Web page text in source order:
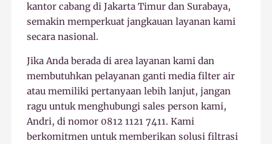
kantor cabang di Jakarta Timur dan Surabaya,
semakin memperkuat jangkauan layanan kami
secara nasional.
Jika Anda berada di area layanan kami dan
membutuhkan pelayanan ganti media filter air
atau memiliki pertanyaan lebih lanjut, jangan
ragu untuk menghubungi sales person kami,
Andri, di nomor 0812 1121 7411. Kami
berkomitmen untuk memberikan solusi filtrasi